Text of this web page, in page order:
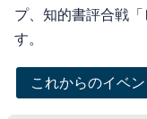
プ、知的書評合戦
す。
これからのイベ